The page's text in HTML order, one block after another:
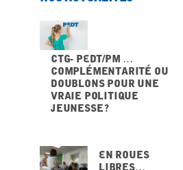
CTG- PEdT/PM …
Complémentarité ou
doublons pour une
vraie politique
jeunesse ?
En Roues
Libres…